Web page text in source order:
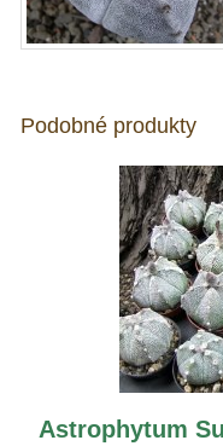
Podobné produkty
Astrophytum